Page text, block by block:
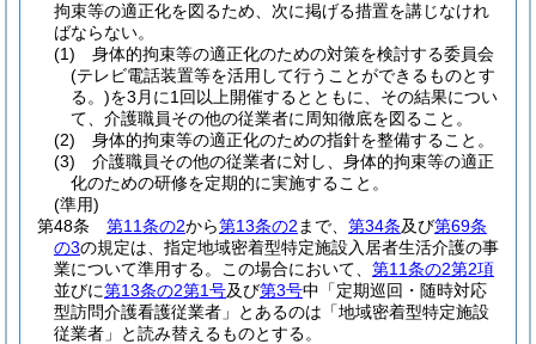
拘束等の適正化を図るため、次に掲げる措置を講じなけれ
ばならない。
(1)
身体的拘束等の適正化のための対策を検討する委員会
(テレビ電話装置等を活用して行うことができるものとす
る。)を3月に1回以上開催するとともに、その結果につい
て、介護職員その他の従業者に周知徹底を図ること。
(2)
身体的拘束等の適正化のための指針を整備すること。
(3)
介護職員その他の従業者に対し、身体的拘束等の適正
化のための研修を定期的に実施すること。
(準用)
第48条
第11条の2から第13条の2 まで、 第34条及び第69条
の3の規定は、指定地域密着型特定施設入居者生活介護の事
業について準用する。
この場合において、 第11条の2第2項
並びに第13条の2第1号及び第3号中「定期巡回・随時対応
型訪問介護看護従業者」とあるのは「地域密着型特定施設
従業者」と読み替えるものとする。